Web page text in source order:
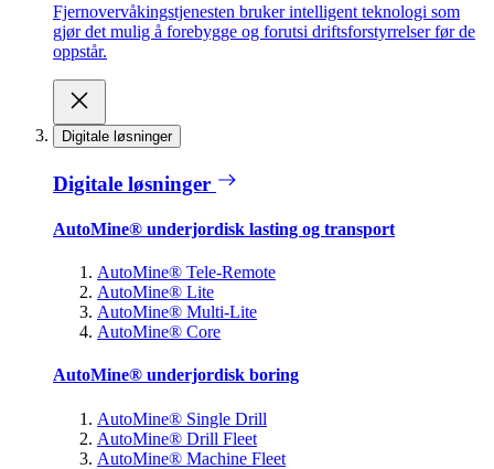
Fjernovervåkingstjenesten bruker intelligent teknologi som
gjør det mulig å forebygge og forutsi driftsforstyrrelser før de
oppstår.
Digitale løsninger
Digitale løsninger
AutoMine® underjordisk lasting og transport
AutoMine® Tele-Remote
AutoMine® Lite
AutoMine® Multi-Lite
AutoMine® Core
AutoMine® underjordisk boring
AutoMine® Single Drill
AutoMine® Drill Fleet
AutoMine® Machine Fleet